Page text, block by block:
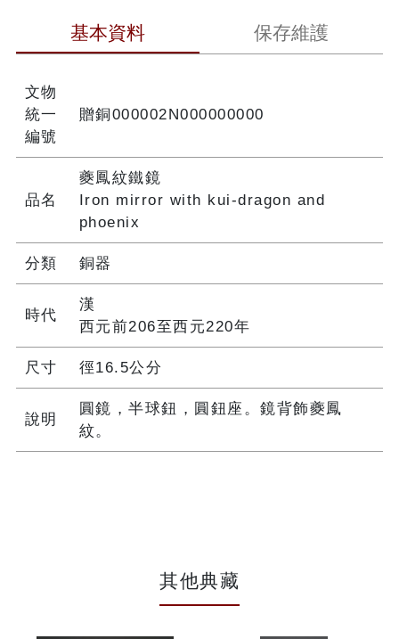
基本資料 保存維護
文物
統一
編號
贈銅000002N000000000
品名
夔鳳紋鐵鏡
Iron mirror with kui-dragon and
phoenix
分類 銅器
時代
漢
西元前206至西元220年
尺寸 徑16.5公分
說明
圓鏡，半球鈕，圓鈕座。鏡背飾夔鳳
紋。
其他典藏